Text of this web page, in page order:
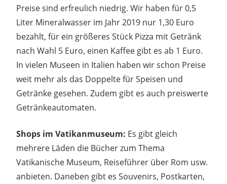
Preise sind erfreulich niedrig. Wir haben für 0,5
Liter Mineralwasser im Jahr 2019 nur 1,30 Euro
bezahlt, für ein größeres Stück Pizza mit Getränk
nach Wahl 5 Euro, einen Kaffee gibt es ab 1 Euro.
In vielen Museen in Italien haben wir schon Preise
weit mehr als das Doppelte für Speisen und
Getränke gesehen. Zudem gibt es auch preiswerte
Getränkeautomaten.
Shops im Vatikanmuseum: Es gibt gleich
mehrere Läden die Bücher zum Thema
Vatikanische Museum, Reiseführer über Rom usw.
anbieten. Daneben gibt es Souvenirs, Postkarten,